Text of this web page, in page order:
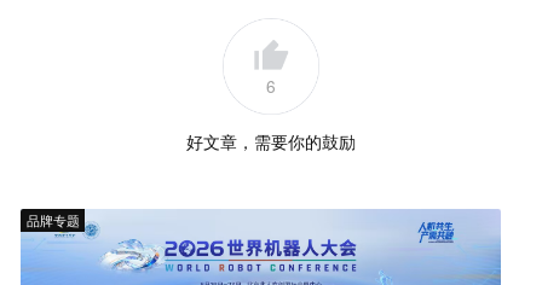
6
好文章，需要你的鼓励
品牌专题